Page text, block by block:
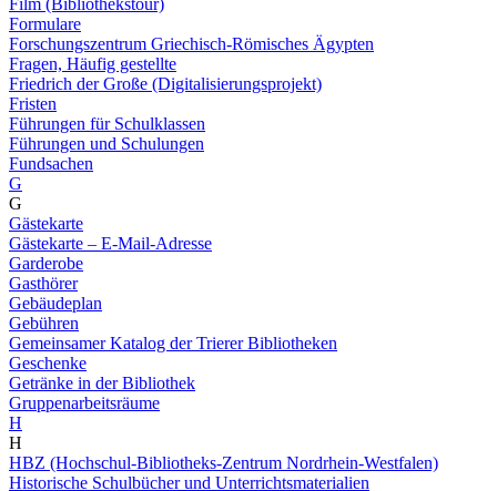
Film (Bibliothekstour)
Formulare
Forschungszentrum Griechisch-Römisches Ägypten
Fragen, Häufig gestellte
Friedrich der Große (Digitalisierungsprojekt)
Fristen
Führungen für Schulklassen
Führungen und Schulungen
Fundsachen
G
G
Gästekarte
Gästekarte – E-Mail-Adresse
Garderobe
Gasthörer
Gebäudeplan
Gebühren
Gemeinsamer Katalog der Trierer Bibliotheken
Geschenke
Getränke in der Bibliothek
Gruppenarbeitsräume
H
H
HBZ (Hochschul-Bibliotheks-Zentrum Nordrhein-Westfalen)
Historische Schulbücher und Unterrichtsmaterialien